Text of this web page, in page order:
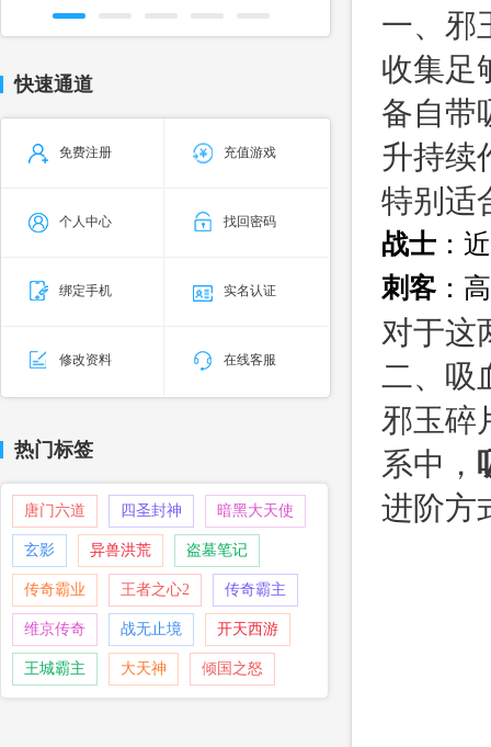
快速通道
免费注册 充值游戏
个人中心 找回密码
绑定手机 实名认证
修改资料 在线客服
热门标签
唐门六道 四圣封神 暗黑大天使
玄影 异兽洪荒 盗墓笔记
传奇霸业 王者之心2 传奇霸主
维京传奇 战无止境 开天西游
王城霸主 大天神 倾国之怒
一、邪
收集足
备自带
升持续
特别适
战士：
刺客：
对于这
二、吸
邪玉碎
系中，
进阶方